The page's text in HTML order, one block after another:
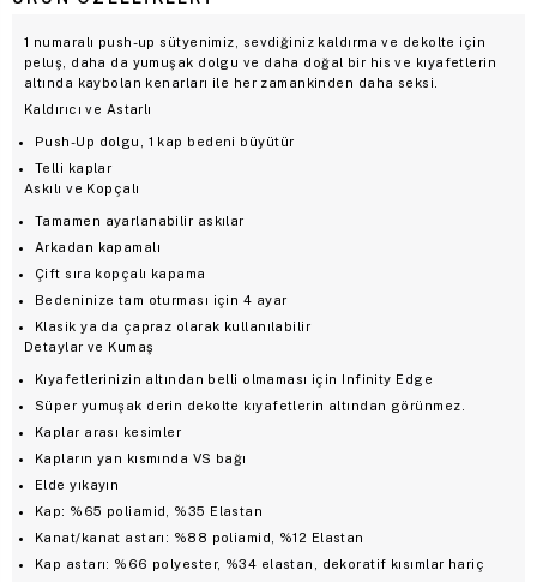
1 numaralı push-up sütyenimiz, sevdiğiniz kaldırma ve dekolte için
peluş, daha da yumuşak dolgu ve daha doğal bir his ve kıyafetlerin
altında kaybolan kenarları ile her zamankinden daha seksi.
Kaldırıcı ve Astarlı
Push-Up dolgu, 1 kap bedeni büyütür
Telli kaplar
Askılı ve Kopçalı
Tamamen ayarlanabilir askılar
Arkadan kapamalı
Çift sıra kopçalı kapama
Bedeninize tam oturması için 4 ayar
Klasik ya da çapraz olarak kullanılabilir
Detaylar ve Kumaş
Kıyafetlerinizin altından belli olmaması için Infinity Edge
Süper yumuşak derin dekolte kıyafetlerin altından görünmez.
Kaplar arası kesimler
Kapların yan kısmında VS bağı
Elde yıkayın
Kap: %65 poliamid, %35 Elastan
Kanat/kanat astarı: %88 poliamid, %12 Elastan
Kap astarı: %66 polyester, %34 elastan, dekoratif kısımlar hariç